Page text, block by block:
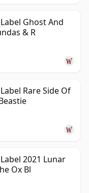
Ghost And
& R
Rare Side Of
2021 Lunar
Ox Bl